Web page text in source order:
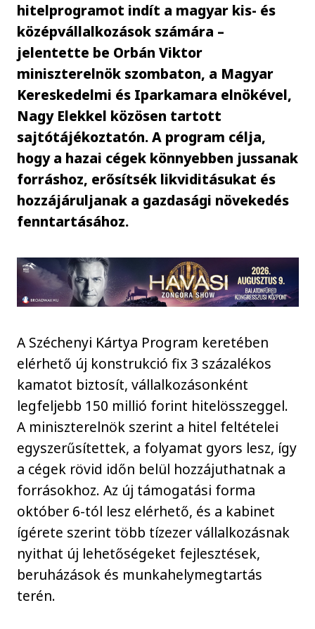
hitelprogramot indít a magyar kis- és
középvállalkozások számára –
jelentette be Orbán Viktor
miniszterelnök szombaton, a Magyar
Kereskedelmi és Iparkamara elnökével,
Nagy Elekkel közösen tartott
sajtótájékoztatón. A program célja,
hogy a hazai cégek könnyebben jussanak
forráshoz, erősítsék likviditásukat és
hozzájáruljanak a gazdasági növekedés
fenntartásához.
A Széchenyi Kártya Program keretében
elérhető új konstrukció fix 3 százalékos
kamatot biztosít, vállalkozásonként
legfeljebb 150 millió forint hitelösszeggel.
A miniszterelnök szerint a hitel feltételei
egyszerűsítettek, a folyamat gyors lesz, így
a cégek rövid időn belül hozzájuthatnak a
forrásokhoz. Az új támogatási forma
október 6-tól lesz elérhető, és a kabinet
ígérete szerint több tízezer vállalkozásnak
nyithat új lehetőségeket fejlesztések,
beruházások és munkahelymegtartás
terén.